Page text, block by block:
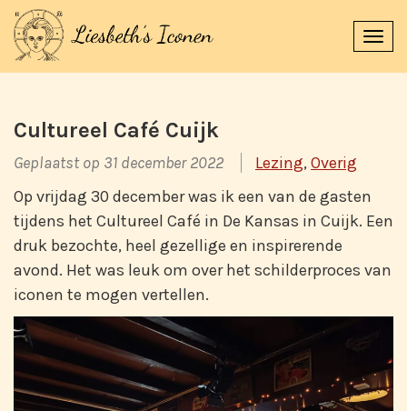
Cultureel Café Cuijk
Geplaatst op 31 december 2022 Lezing,Overig
Op vrijdag 30 december was ik een van de gasten
tijdens het Cultureel Café in De Kansas in Cuijk. Een
druk bezochte, heel gezellige en inspirerende
avond. Het was leuk om over het schilderproces van
iconen te mogen vertellen.